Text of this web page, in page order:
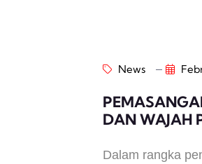
News
DAN WAJAH
KABUPATEN
Dalam rangka